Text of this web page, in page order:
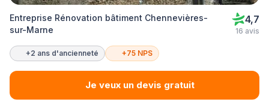
Entreprise Rénovation bâtiment Chennevières-
sur-Marne
4,7
16 avis
+2 ans d'ancienneté +75 NPS
Je veux un devis gratuit